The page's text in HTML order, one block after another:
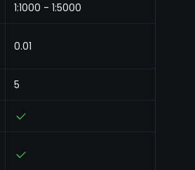
1:1000 - 1:5000
0.01
5